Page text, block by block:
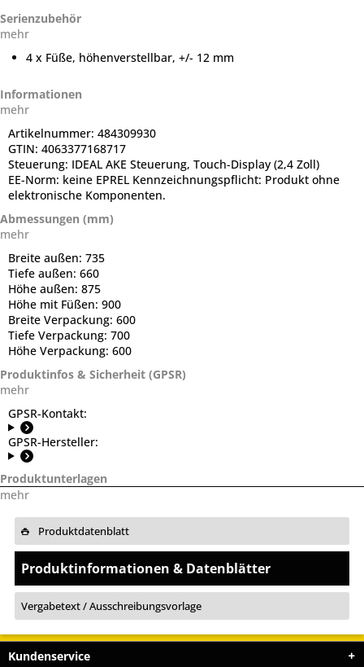
Serienzubehör
mehr
4 x Füße, höhenverstellbar, +/- 12 mm
Informationen
mehr
Artikelnummer: 484309930
GTIN: 4063377168717
Steuerung: IDEAL AKE Steuerung, Touch-Display (2,4 Zoll)
EE-Norm: keine EPREL Kennzeichnungspflicht: Produkt ohne
elektronische Komponenten.
Abmessungen (mm)
mehr
Breite außen: 735
Tiefe außen: 660
Höhe außen: 875
Höhe mit Füßen: 900
Breite Verpackung: 600
Tiefe Verpackung: 700
Höhe Verpackung: 600
Produktinfos & Sicherheit (GPSR)
mehr
GPSR-Kontakt:
GPSR-Hersteller:
Produktunterlagen
mehr
Produktdatenblatt
Produktinformationen & Datenblätter
Vergabetext / Ausschreibungsvorlage
Kundenservice